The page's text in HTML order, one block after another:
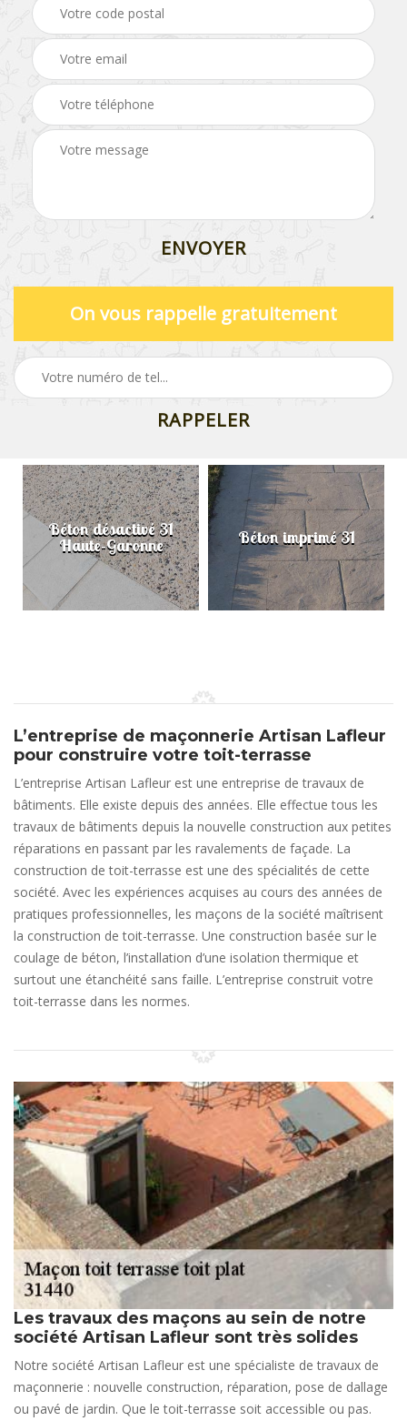
On vous rappelle gratuitement
Béton désactivé 31
Haute-Garonne Béton imprimé 31
L’entreprise de maçonnerie Artisan Lafleur
pour construire votre toit-terrasse
L’entreprise Artisan Lafleur est une entreprise de travaux de
bâtiments. Elle existe depuis des années. Elle effectue tous les
travaux de bâtiments depuis la nouvelle construction aux petites
réparations en passant par les ravalements de façade. La
construction de toit-terrasse est une des spécialités de cette
société. Avec les expériences acquises au cours des années de
pratiques professionnelles, les maçons de la société maîtrisent
la construction de toit-terrasse. Une construction basée sur le
coulage de béton, l’installation d’une isolation thermique et
surtout une étanchéité sans faille. L’entreprise construit votre
toit-terrasse dans les normes.
Les travaux des maçons au sein de notre
société Artisan Lafleur sont très solides
Notre société Artisan Lafleur est une spécialiste de travaux de
maçonnerie : nouvelle construction, réparation, pose de dallage
ou pavé de jardin. Que le toit-terrasse soit accessible ou pas.